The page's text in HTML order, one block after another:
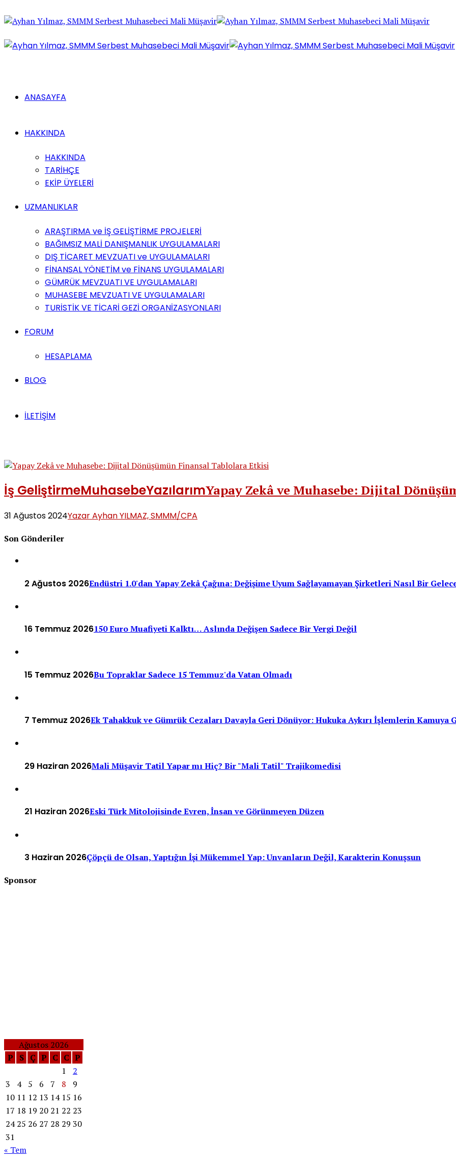
ANASAYFA
HAKKINDA
HAKKINDA
TARİHÇE
EKİP ÜYELERİ
UZMANLIKLAR
ARAŞTIRMA ve İŞ GELİŞTİRME PROJELERİ
BAĞIMSIZ MALİ DANIŞMANLIK UYGULAMALARI
DIŞ TİCARET MEVZUATI ve UYGULAMALARI
FİNANSAL YÖNETİM ve FİNANS UYGULAMALARI
GÜMRÜK MEVZUATI VE UYGULAMALARI
MUHASEBE MEVZUATI VE UYGULAMALARI
TURİSTİK VE TİCARİ GEZİ ORGANİZASYONLARI
FORUM
HESAPLAMA
BLOG
İLETİŞİM
İş GeliştirmeMuhasebeYazılarımYapay Zekâ ve Muhasebe: Dijital
31 Ağustos 2024Yazar Ayhan YILMAZ, SMMM/CPA
Son Gönderiler
2 Ağustos 2026Endüstri 1.0'dan Yapay Zekâ Çağına: Değişime Uyum Sağlayamayan Şirketleri Nasıl Bir
16 Temmuz 2026150 Euro Muafiyeti Kalktı… Aslında Değişen Sadece Bir Vergi Değil
15 Temmuz 2026Bu Topraklar Sadece 15 Temmuz'da Vatan Olmadı
7 Temmuz 2026Ek Tahakkuk ve Gümrük Cezaları Davayla Geri Dönüyor: Hukuka Aykırı İşlemlerin Kamuya
29 Haziran 2026Mali Müşavir Tatil Yapar mı Hiç? Bir "Mali Tatil" Trajikomedisi
21 Haziran 2026Eski Türk Mitolojisinde Evren, İnsan ve Görünmeyen Düzen
3 Haziran 2026Çöpçü de Olsan, Yaptığın İşi Mükemmel Yap: Unvanların Değil, Karakterin Konuşsun
Sponsor
Ağustos 2026
P
S Ç P C C P
1
2
3
4 5 6 7 8
9
10 11 12 13 14 15 16
17 18 19 20 21 22 23
24 25 26 27 28 29 30
31
« Tem